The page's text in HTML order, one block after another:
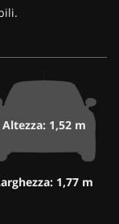
Altezza: 1,52 m
1,77 m